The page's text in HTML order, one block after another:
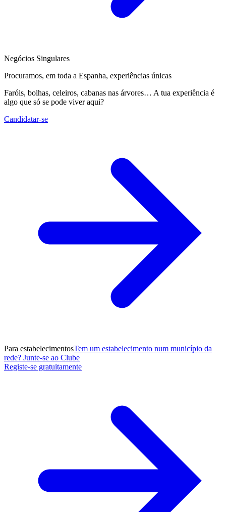
Negócios Singulares
Procuramos, em toda a Espanha, experiências únicas
Faróis, bolhas, celeiros, cabanas nas árvores… A tua experiência é
algo que só se pode viver aqui?
Candidatar-se
Para estabelecimentosTem um estabelecimento num município da
rede? Junte-se ao Clube
Registe-se gratuitamente